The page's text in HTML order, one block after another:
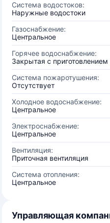
Система водостоков:
Наружные водостоки
Газоснабжение:
Центральное
Горячее водоснабжение:
Закрытая с
Система пожаротушения:
Отсутствует
Холодное водоснабжение:
Центральное
Электроснабжение:
Центральное
Вентиляция:
Приточная вентиляция
Система отопления:
Центральное
Управляющая